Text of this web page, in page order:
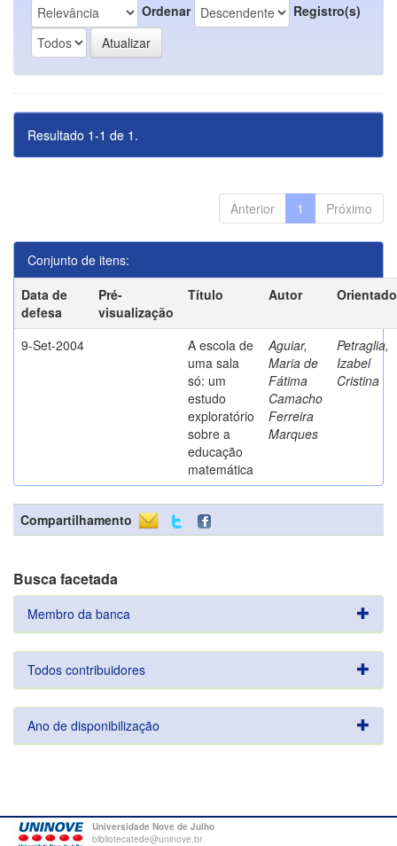
Ordenar Registro(s)
Resultado 1-1 de 1.
Anterior 1 Próximo
Conjunto de itens:
Data de
defesa
Pré-
visualização
Título Autor
9-Set-2004
A escola de
uma sala
só: um
estudo
exploratório
sobre a
educação
matemática
Aguiar,
Maria de
Fátima
Camacho
Ferreira
Marques
Petraglia,
Izabel
Cristina
Compartilhamento
Busca facetada
Membro da banca
Todos contribuidores
Ano de disponibilização
Universidade Nove de Julho
bibliotecatede@uninove.br